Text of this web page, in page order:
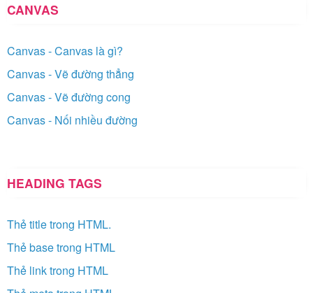
CANVAS
Canvas - Canvas là gì?
Canvas - Vẽ đường thẳng
Canvas - Vẽ đường cong
Canvas - Nối nhiều đường
HEADING TAGS
Thẻ title trong HTML.
Thẻ base trong HTML
Thẻ link trong HTML